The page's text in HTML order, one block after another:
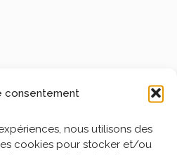
consentement
nous utilisons des
cookies pour stocker et/ou